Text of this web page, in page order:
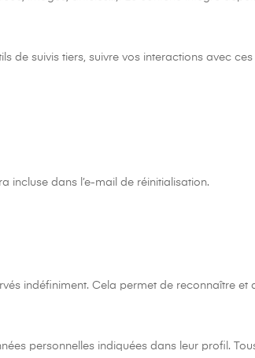
suivis tiers, suivre vos interactions avec
incluse dans l’e-mail de réinitialisation.
indéfiniment. Cela permet de reconnaître
personnelles indiquées dans leur profil.